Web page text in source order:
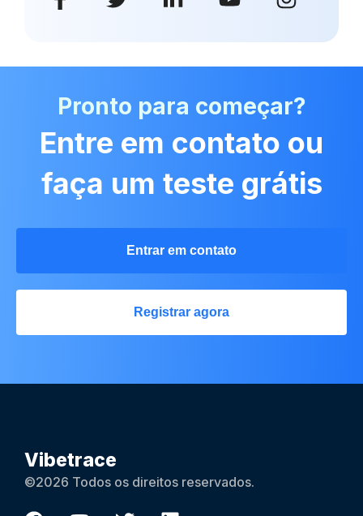
Pronto para começar?
Entre em contato ou
faça um teste grátis
Entrar em contato
Registrar agora
Vibetrace
©2026 Todos os direitos reservados.